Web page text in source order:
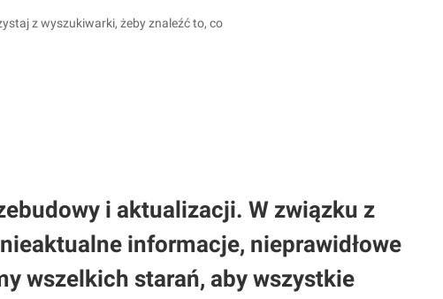
z wyszukiwarki, żeby znaleźć to, co
i aktualizacji. W związku z
informacje, nieprawidłowe
wszelkich starań, aby wszystkie